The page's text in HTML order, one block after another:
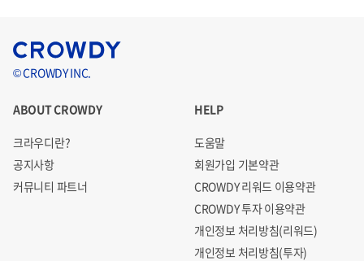
© CROWDY INC.
ABOUT CROWDY
크라우디란?
공지사항
커뮤니티 파트너
HELP
도움말
회원가입 기본약관
CROWDY 리워드 이용약관
CROWDY 투자 이용약관
개인정보 처리방침(리워드)
개인정보 처리방침(투자)